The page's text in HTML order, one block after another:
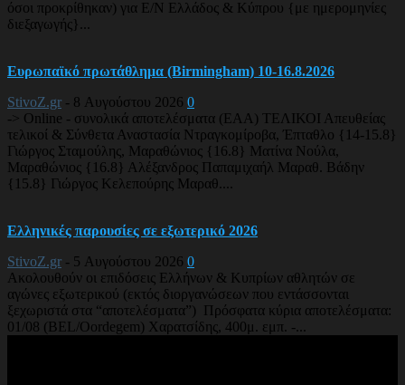
όσοι προκρίθηκαν) για Ε/Ν Ελλάδος & Κύπρου {με ημερομηνίες
διεξαγωγής}...
Ευρωπαϊκό πρωτάθλημα (Birmingham) 10-16.8.2026
StivoZ.gr - 8 Αυγούστου 2026 0
-> Online - συνολικά αποτελέσματα (EAA) ΤΕΛΙΚΟΙ Απευθείας
τελικοί & Σύνθετα Αναστασία Ντραγκομίροβα, Έπταθλο {14-15.8}
Γιώργος Σταμούλης, Μαραθώνιος {16.8} Ματίνα Νούλα,
Μαραθώνιος {16.8} Αλέξανδρος Παπαμιχαήλ Μαραθ. Βάδην
{15.8} Γιώργος Κελεπούρης Μαραθ....
Ελληνικές παρουσίες σε εξωτερικό 2026
StivoZ.gr - 5 Αυγούστου 2026 0
Ακολουθούν οι επιδόσεις Ελλήνων & Κυπρίων αθλητών σε
αγώνες εξωτερικού (εκτός διοργανώσεων που εντάσσονται
ξεχωριστά στα “αποτελέσματα”) Πρόσφατα κύρια αποτελέσματα:
01/08 (BEL/Oordegem) Χαρατσίδης, 400μ. εμπ. -...